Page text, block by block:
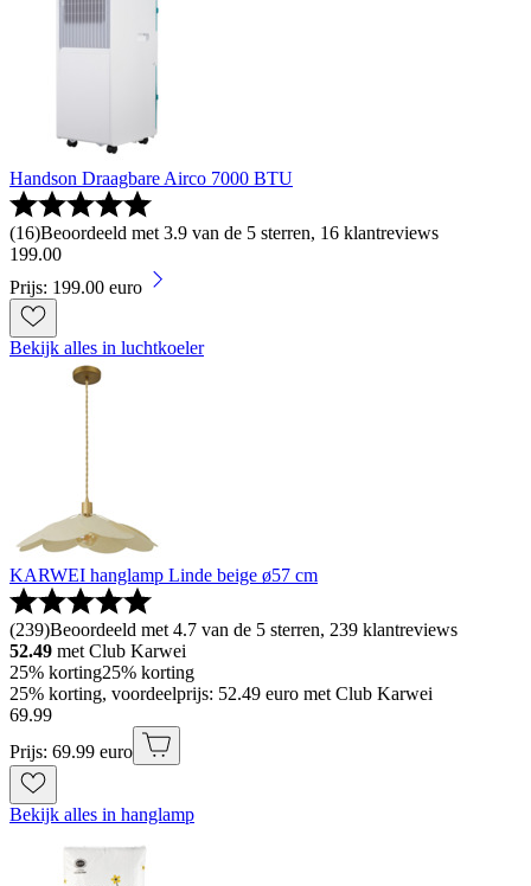
Handson Draagbare Airco 7000 BTU
(16)Beoordeeld met 3.9 van de 5 sterren, 16 klantreviews
199.00
Prijs: 199.00 euro
Bekijk alles in luchtkoeler
KARWEI hanglamp Linde beige ø57 cm
(239)Beoordeeld met 4.7 van de 5 sterren, 239 klantreviews
52.49 met Club Karwei
25% korting25% korting
25% korting, voordeelprijs: 52.49 euro met Club Karwei
69.99
Prijs: 69.99 euro
Bekijk alles in hanglamp